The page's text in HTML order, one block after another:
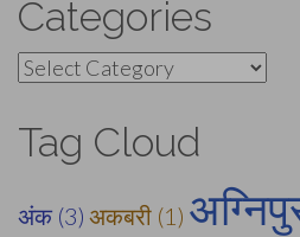
Categories
Categories
Tag Cloud
अंक (3) अकबरी (1)